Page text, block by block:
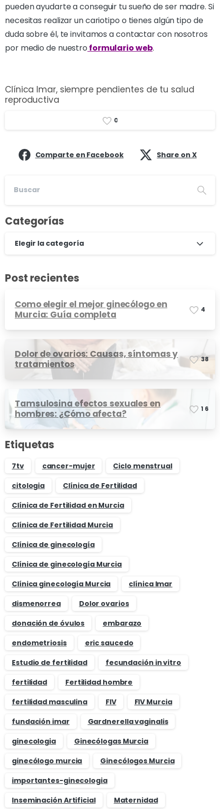
pueden ayudarte a conseguir tu sueño de ser madre. Si
necesitas realizar un cariotipo o tienes algún tipo de
duda sobre él, te invitamos a contactar con nosotros
por medio de nuestro formulario web.
Clínica Imar, siempre pendientes de tu salud
reproductiva
0
Comparte en Facebook Share on X
Categorías
Elegir la categoría
Post recientes
Como elegir el mejor ginecólogo en
Murcia: Guía completa
4
Dolor de ovarios: Causas, síntomas y
tratamientos
38
Tamsulosina efectos sexuales en
hombres: ¿Cómo afecta?
1 6
Etiquetas
7tv cancer-mujer
Ciclo menstrual
citologia
Clínica de Fertilidad
Clínica de Fertilidad en Murcia
Clínica de Fertilidad Murcia
Clínica de ginecología
Clínica de ginecología Murcia
Clínica ginecología Murcia
clínica Imar
dismenorrea
Dolor ovarios
donación de óvulos
embarazo
endometriosis
eric saucedo
Estudio de fertilidad
fecundación in vitro
fertilidad
Fertilidad hombre
fertilidad masculina
FIV
FIV Murcia
fundación imar
Gardnerella vaginalis
ginecologia
Ginecólogas Murcia
ginecólogo murcia
Ginecólogos Murcia
importantes-ginecologia
Inseminación Artificial
Maternidad